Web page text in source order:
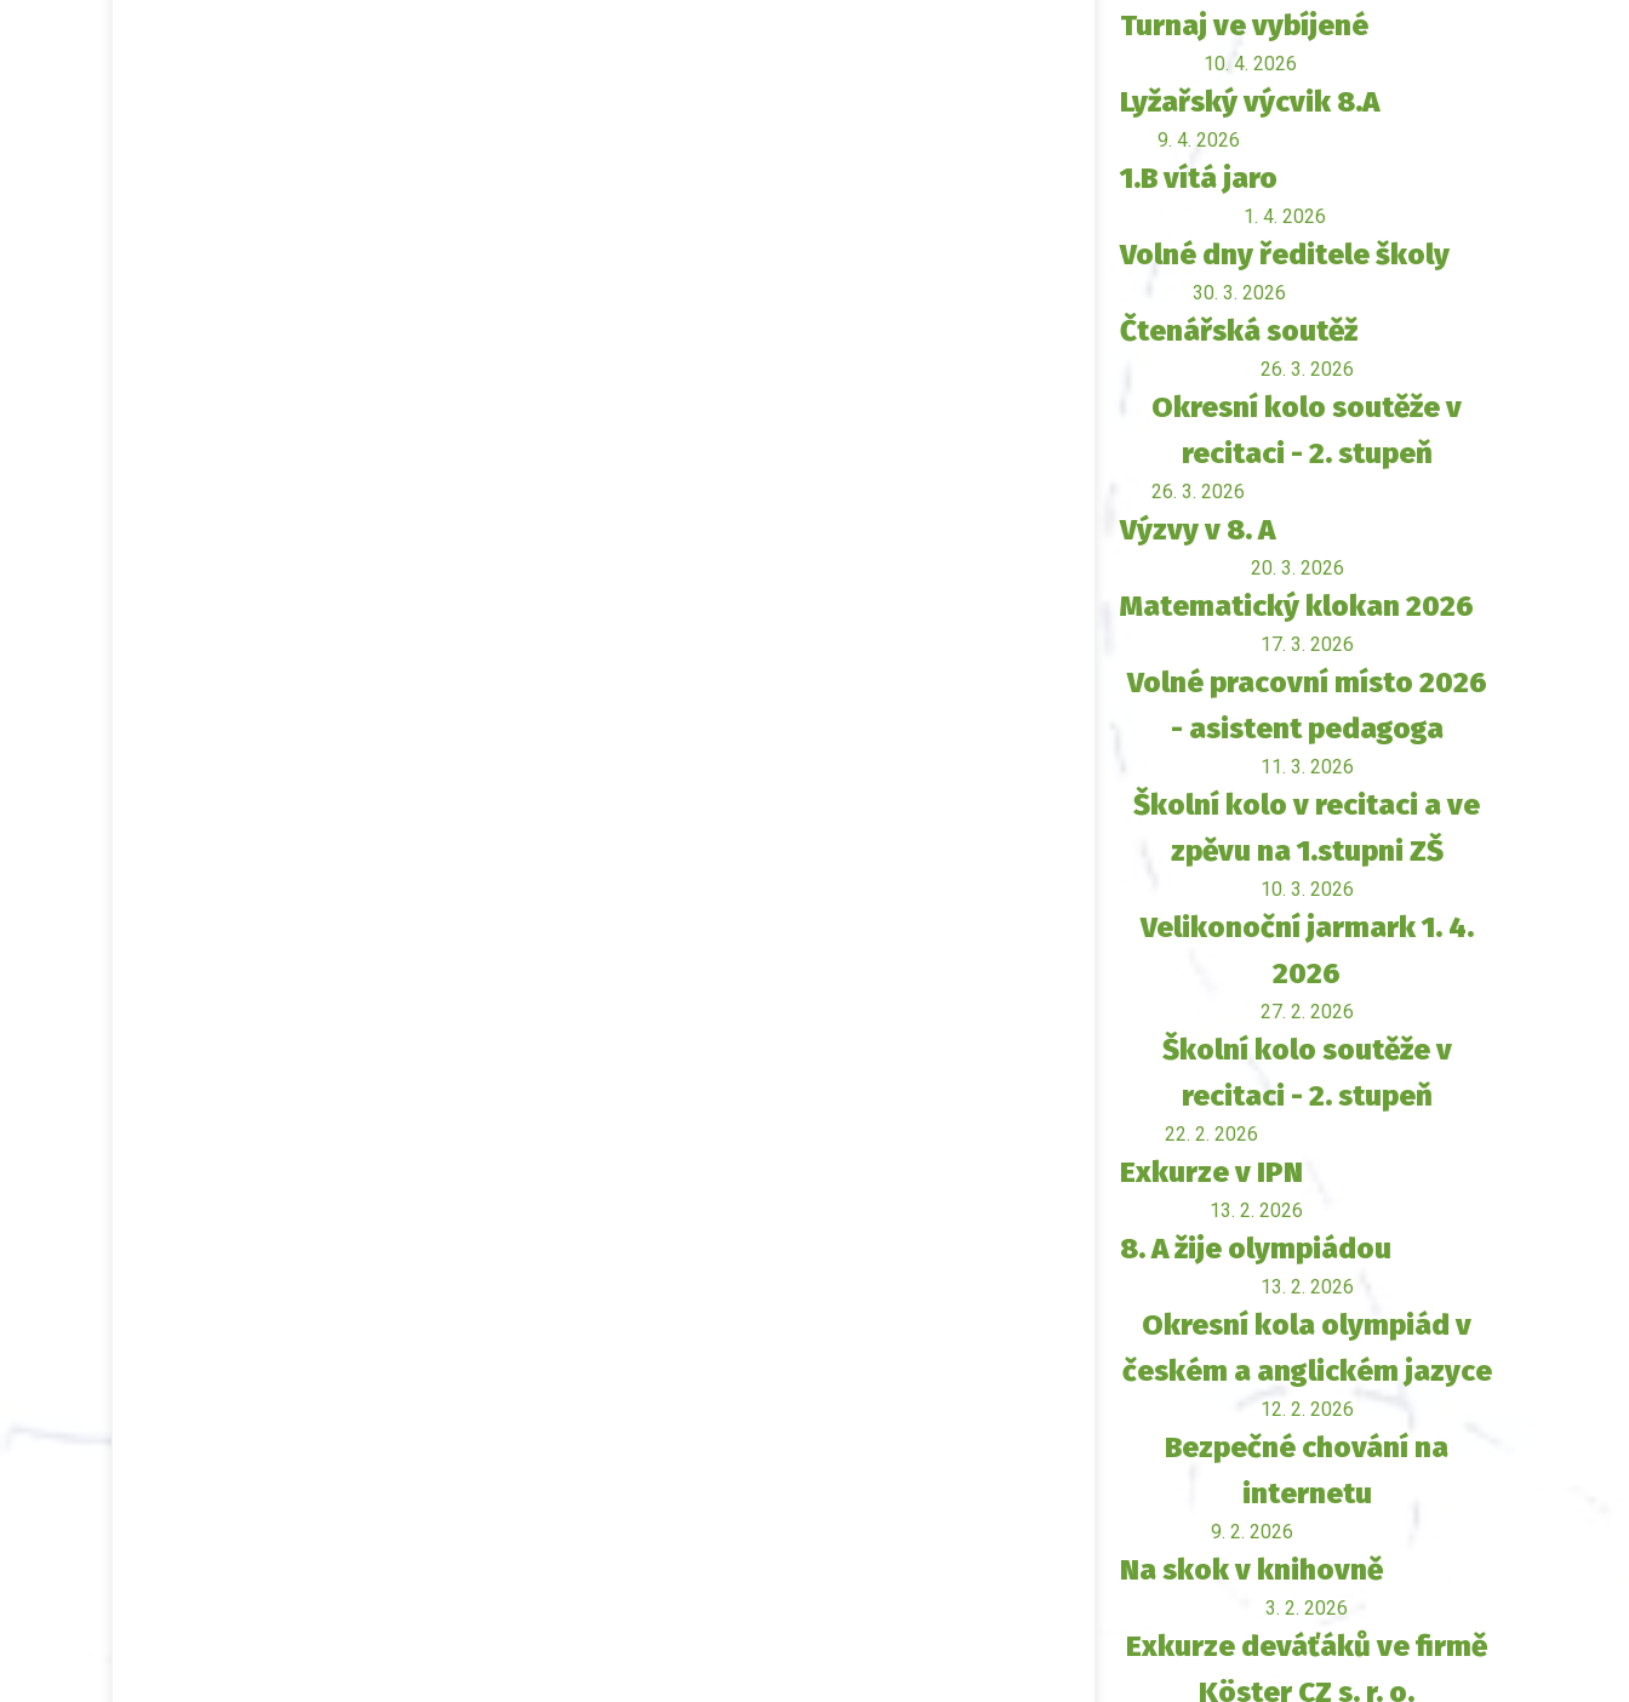
Turnaj ve vybíjené
10. 4. 2026
Lyžařský výcvik 8.A
9. 4. 2026
1.B vítá jaro
1. 4. 2026
Volné dny ředitele školy
30. 3. 2026
Čtenářská soutěž
26. 3. 2026
Okresní kolo soutěže v
recitaci - 2. stupeň
26. 3. 2026
Výzvy v 8. A
20. 3. 2026
Matematický klokan 2026
17. 3. 2026
Volné pracovní místo 2026
- asistent pedagoga
11. 3. 2026
Školní kolo v recitaci a ve
zpěvu na 1.stupni ZŠ
10. 3. 2026
Velikonoční jarmark 1. 4.
2026
27. 2. 2026
Školní kolo soutěže v
recitaci - 2. stupeň
22. 2. 2026
Exkurze v IPN
13. 2. 2026
8. A žije olympiádou
13. 2. 2026
Okresní kola olympiád v
českém a anglickém jazyce
12. 2. 2026
Bezpečné chování na
internetu
9. 2. 2026
Na skok v knihovně
3. 2. 2026
Exkurze deváťáků ve firmě
Köster CZ s. r. o.